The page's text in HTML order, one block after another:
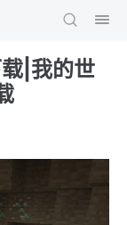
|我的世